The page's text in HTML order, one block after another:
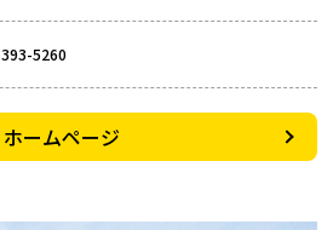
5260
ホームページ